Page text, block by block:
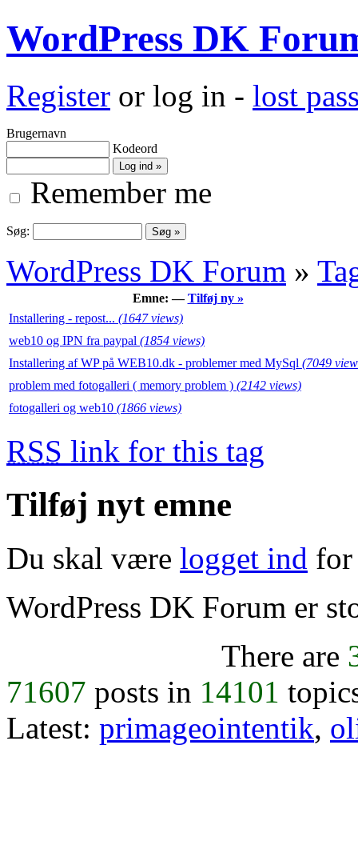
WordPress DK
Register or log in - lost
Brugernavn
Kodeord
Remember me
Søg:
WordPress DK Forum »
Emne: —Tilføj ny »
Installering - repost... (1647 views)
web10 og IPN fra paypal (1854 views)
Installering af WP på WEB10.dk - problemer med MySql (7049
problem med fotogalleri ( memory problem ) (2142 views)
fotogalleri og web10 (1866 views)
RSS link for this tag
Tilføj nyt emne
Du skal være logget ind for
WordPress DK Forum er
There are
71607 posts in 14101
Latest: primageointentik,